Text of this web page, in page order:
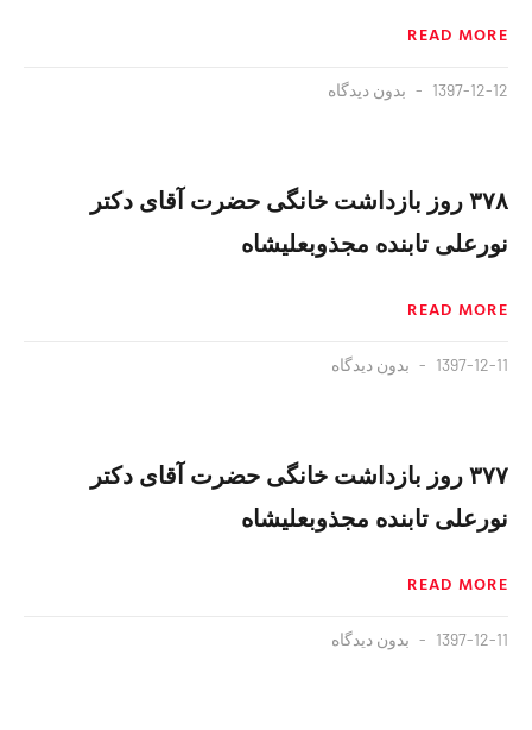
READ MORE
1397-12-12 بدون دیدگاه
۳۷۸ روز بازداشت خانگی حضرت آقای دکتر
نورعلی تابنده مجذوبعلیشاه
READ MORE
1397-12-11 بدون دیدگاه
۳۷۷ روز بازداشت خانگی حضرت آقای دکتر
نورعلی تابنده مجذوبعلیشاه
READ MORE
1397-12-11 بدون دیدگاه